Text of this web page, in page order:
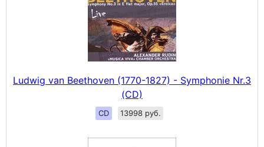
Ludwig van Beethoven (1770-1827) - Symphonie Nr.3
(CD)
CD 13998 руб.